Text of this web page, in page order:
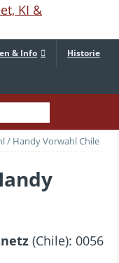
& Info Historie
/ Handy Vorwahl Chile
(Chile): 0056